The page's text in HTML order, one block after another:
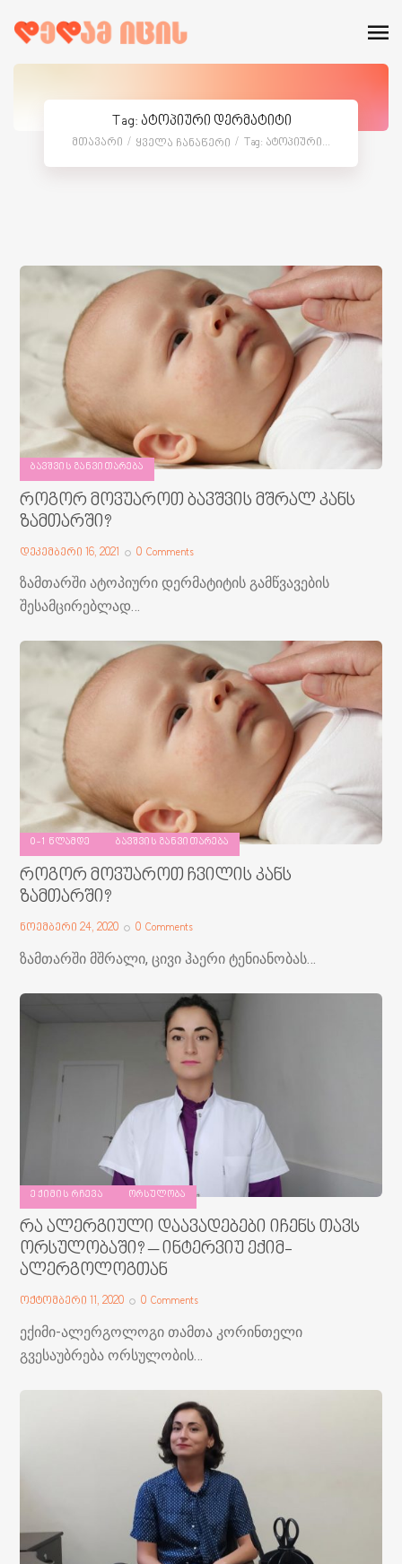
Tag: ატოპიური დერმატიტი
Მთავარი Ყველა Ჩანაწერი Tag: Ატოპიური...
ᲑᲐᲕᲨᲕᲘᲡ ᲒᲐᲜᲕᲘᲗᲐᲠᲔᲑᲐ
როგორ მოვუაროთ ბავშვის მშრალ კანს
ზამთარში?
დეკემბერი 16, 2021 0 Comments
ზამთარში ატოპიური დერმატიტის გამწვავების
შესამცირებლად…
0-1 ᲬᲚᲐᲛᲓᲔ ᲑᲐᲕᲨᲕᲘᲡ ᲒᲐᲜᲕᲘᲗᲐᲠᲔᲑᲐ
როგორ მოვუაროთ ჩვილის კანს
ზამთარში?
ნოემბერი 24, 2020 0 Comments
ზამთარში მშრალი, ცივი ჰაერი ტენიანობას…
ᲔᲥᲘᲛᲘᲡ ᲠᲩᲔᲕᲐ ᲝᲠᲡᲣᲚᲝᲑᲐ
რა ალერგიული დაავადებები იჩენს თავს
ორსულობაში? – ინტერვიუ ექიმ-
ალერგოლოგთან
ოქტომბერი 11, 2020 0 Comments
ექიმი-ალერგოლოგი თამთა კორინთელი
გვესაუბრება ორსულობის…